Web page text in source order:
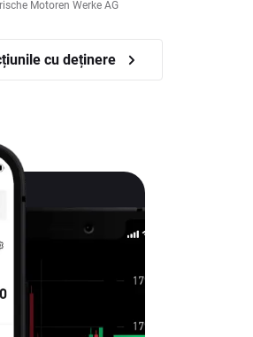
Motoren Werke AG
cu deținere